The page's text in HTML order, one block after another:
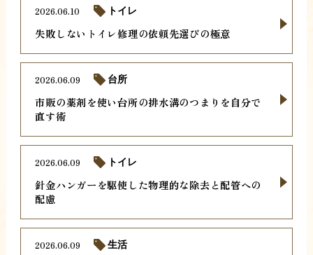
失敗しないトイレ修理の依頼先選びの極意
2026.06.10 トイレ
市販の薬剤を使い台所の排水溝のつまりを自分で
直す術
2026.06.09 台所
針金ハンガーを駆使した物理的な除去と配管への
配慮
2026.06.09 トイレ
2026.06.09 生活